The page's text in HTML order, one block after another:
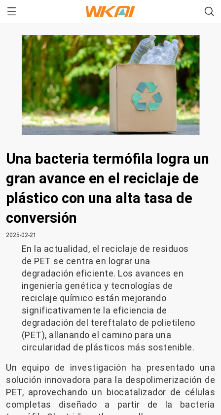
Una bacteria termófila logra un
gran avance en el reciclaje de
plástico con una alta tasa de
conversión
2025-02-21
En la actualidad, el reciclaje de residuos
de PET se centra en lograr una
degradación eficiente. Los avances en
ingeniería genética y tecnologías de
reciclaje químico están mejorando
significativamente la eficiencia de
degradación del tereftalato de polietileno
(PET), allanando el camino para una
circularidad de plásticos más sostenible.
Un equipo de investigación ha presentado una
solución innovadora para la despolimerización de
PET, aprovechando un biocatalizador de células
completas diseñado a partir de la bacteria